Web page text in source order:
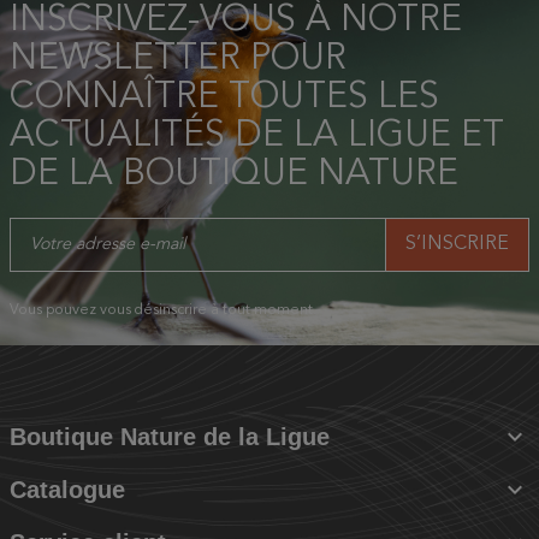
INSCRIVEZ-VOUS À NOTRE
NEWSLETTER POUR
CONNAÎTRE TOUTES LES
ACTUALITÉS DE LA LIGUE ET
DE LA BOUTIQUE NATURE
Vous pouvez vous désinscrire à tout moment.
Boutique Nature de la Ligue 
Catalogue 